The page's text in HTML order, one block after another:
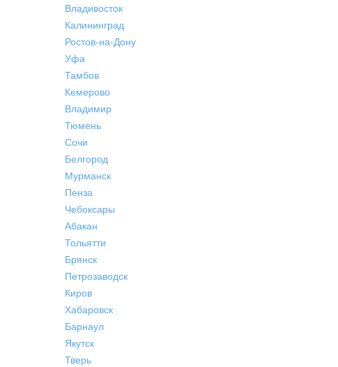
Владивосток
Калининград
Ростов-на-Дону
Уфа
Тамбов
Кемерово
Владимир
Тюмень
Сочи
Белгород
Мурманск
Пенза
Чебоксары
Абакан
Тольятти
Брянск
Петрозаводск
Киров
Хабаровск
Барнаул
Якутск
Тверь